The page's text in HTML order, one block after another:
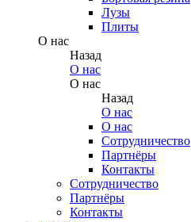
Лузы
Плиты
О нас
Назад
О нас
О нас
Назад
О нас
О нас
Сотрудничество
Партнёры
Контакты
Сотрудничество
Партнёры
Контакты